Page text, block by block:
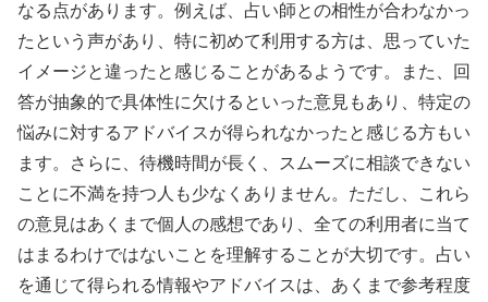
なる点があります。例えば、占い師との相性が合わなかっ
たという声があり、特に初めて利用する方は、思っていた
イメージと違ったと感じることがあるようです。また、回
答が抽象的で具体性に欠けるといった意見もあり、特定の
悩みに対するアドバイスが得られなかったと感じる方もい
ます。さらに、待機時間が長く、スムーズに相談できない
ことに不満を持つ人も少なくありません。ただし、これら
の意見はあくまで個人の感想であり、全ての利用者に当て
はまるわけではないことを理解することが大切です。占い
を通じて得られる情報やアドバイスは、あくまで参考程度